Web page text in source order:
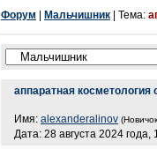
Форум Мальчишник | Тема:
аппаратная косметология
Имя: alexanderalinov
Дата: 28 августа 2024 года,